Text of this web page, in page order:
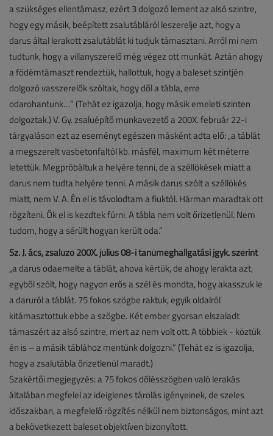
a szükséges ellentámasz, ezért 3 dolgozó lement az alsó szintre,
hogy egy másik, beépített zsalutábláról leszerelje azt, hogy a
darus által lerakott zsalutáblát ki tudjuk támasztani. Arról mi nem
tudtunk, hogy a villanyszerelő még végez ott munkát. Aztán ahogy
a födémtámaszt rendeztük, hallottuk, hogy a baleset szintjén
dolgozó vasszerelők szóltak, hogy dől a tábla, erre
odarohantunk…” (Tehát ez igazolja, hogy másik emeleti szinten
dolgoztak.) V. Gy. zsaluépítő munkavezető a 200X. február 22-i
tárgyaláson ezt az eseményt egészen másként adta elő: „a táblát
a megszerelt vasbetonfaltól kb. másfél, maximum két méterre
letettük. Megpróbáltuk a helyére tenni, de a széllökések miatt a
darus nem tudta helyére tenni. A másik darus szólt a széllökés
miatt, nem V. A. Én el is távolodtam a fiuktól. Hárman maradtak ott
rögzíteni. Ők el is kezdtek fúrni. A tábla nem volt őrizetlenül. Nem
tudom, hogy a sérült hogyan került oda.”
Sz. J. ács, zsaluzó 200X. július 08-i tanúmeghallgatási jgyk. szerint
„a darus odaemelte a táblát, ahova kértük, de ahogy lerakta azt,
egyből szólt, hogy nagyon erős a szél és mondta, hogy akasszuk le
a daruról a táblát. 75 fokos szögbe raktuk, egyik oldalról
kitámasztottuk ebbe a szögbe. Két ember gyorsan elszaladt
támaszért az alsó szintre, mert az nem volt ott. A többiek - köztük
én is – a másik táblához mentünk dolgozni.” (Tehát ez is igazolja,
hogy a zsalutábla őrizetlenül maradt.)
Szakértői megjegyzés: a 75 fokos dőlésszögben való lerakás
általában megfelel az ideiglenes tárolás igényeinek, de szeles
időszakban, a megfelelő rögzítés nélkül nem biztonságos, mint azt
a bekövetkezett baleset objektíven bizonyított.